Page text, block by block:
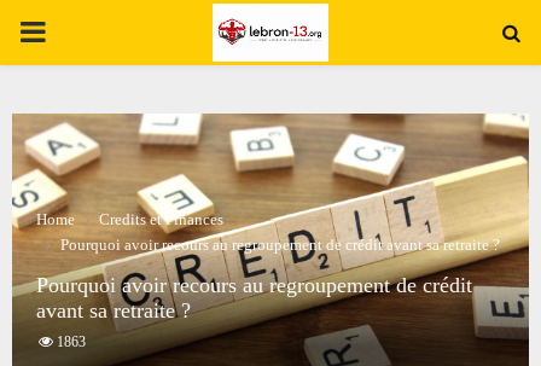
PRIMARY
Home
Credits et Finances
Pourquoi avoir recours au regroupement de crédit avant sa retraite ?
Pourquoi avoir recours au regroupement de crédit
avant sa retraite ?
1863